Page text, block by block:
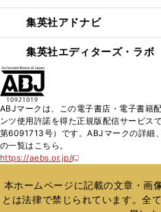
集英社アドナビ
集英社エディターズ・ラボ
ABJマークは、この電子書店・電子書籍
ンツ使用許諾を得た正規版配信サービス
第6091713号）です。ABJマークの詳細
の一覧はこちら。
https://aebs.or.jp/
新
い
ウ
ィ
本ホームページに記載の文章・画
とは法律で禁じられています。全